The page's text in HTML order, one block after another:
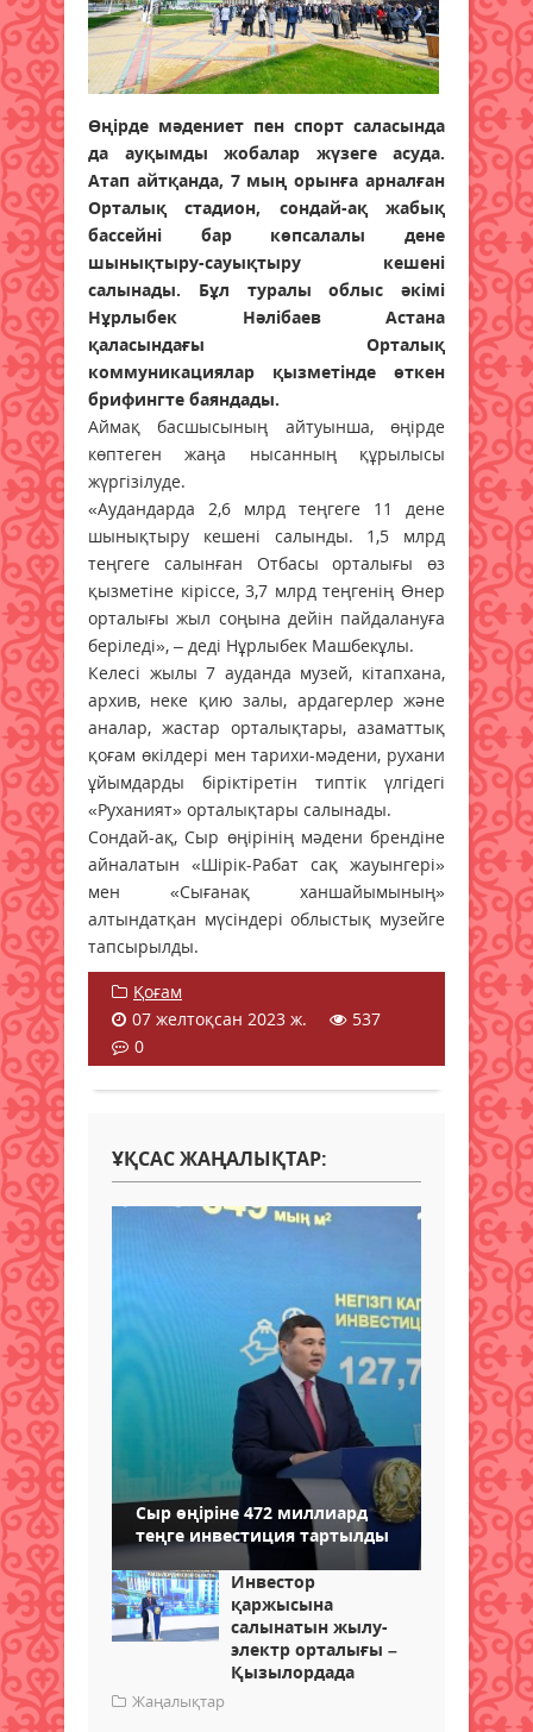
Өңірде мәдениет пен спорт саласында
да ауқымды жобалар жүзеге асуда.
Атап айтқанда, 7 мың орынға арналған
Орталық стадион, сондай-ақ жабық
бассейні бар көпсалалы дене
шынықтыру-сауықтыру кешені
салынады. Бұл туралы облыс әкімі
Нұрлыбек Нәлібаев Астана
қаласындағы Орталық
коммуникациялар қызметінде өткен
брифингте баяндады.
Аймақ басшысының айтуынша, өңірде
көптеген жаңа нысанның құрылысы
жүргізілуде.
«Аудандарда 2,6 млрд теңгеге 11 дене
шынықтыру кешені салынды. 1,5 млрд
теңгеге салынған Отбасы орталығы өз
қызметіне кіріссе, 3,7 млрд теңгенің Өнер
орталығы жыл соңына дейін пайдалануға
беріледі», – деді Нұрлыбек Машбекұлы.
Келесі жылы 7 ауданда музей, кітапхана,
архив, неке қию залы, ардагерлер және
аналар, жастар орталықтары, азаматтық
қоғам өкілдері мен тарихи-мәдени, рухани
ұйымдарды біріктіретін типтік үлгідегі
«Руханият» орталықтары салынады.
Сондай-ақ, Сыр өңірінің мәдени брендіне
айналатын «Шірік-Рабат сақ жауынгері»
мен «Сығанақ ханшайымының»
алтындатқан мүсіндері облыстық музейге
тапсырылды.
Қоғам
07 желтоқсан 2023 ж.
537
0
ҰҚСАС ЖАҢАЛЫҚТАР:
Сыр өңіріне 472 миллиард
теңге инвестиция тартылды
Инвестор
қаржысына
салынатын жылу-
электр орталығы –
Қызылордада
Жаңалықтар